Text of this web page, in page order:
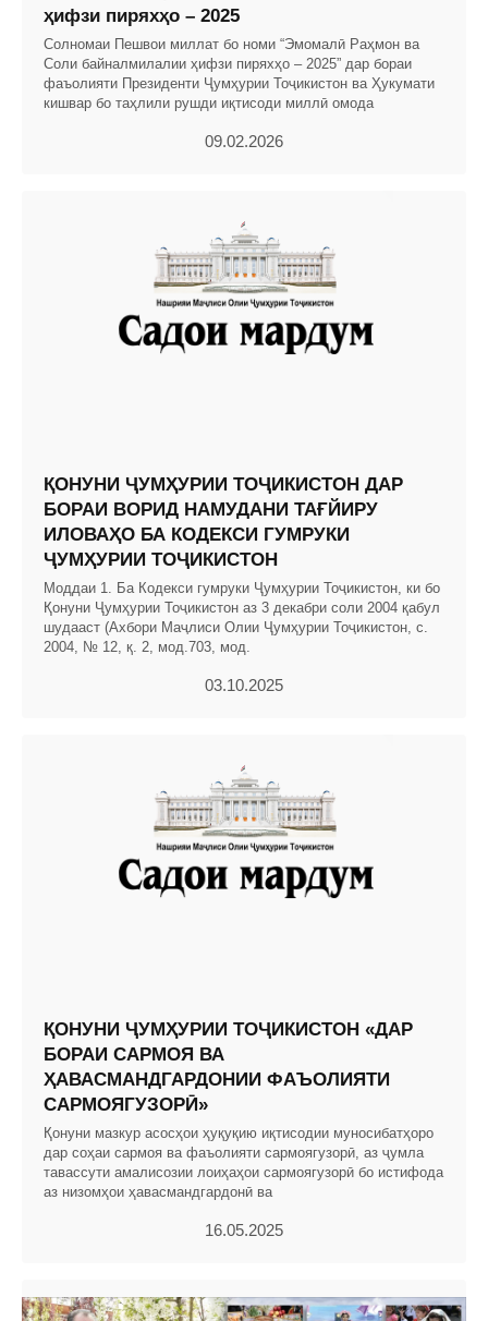
ҳифзи пиряхҳо – 2025
Солномаи Пешвои миллат бо номи “Эмомалӣ Раҳмон ва
Соли байналмилалии ҳифзи пиряхҳо – 2025” дар бораи
фаъолияти Президенти Ҷумҳурии Тоҷикистон ва Ҳукумати
кишвар бо таҳлили рушди иқтисоди миллӣ омода
09.02.2026
ҚОНУНИ ҶУМҲУРИИ ТОҶИКИСТОН ДАР
БОРАИ ВОРИД НАМУДАНИ ТАҒЙИРУ
ИЛОВАҲО БА КОДЕКСИ ГУМРУКИ
ҶУМҲУРИИ ТОҶИКИСТОН
Моддаи 1. Ба Кодекси гумруки Ҷумҳурии Тоҷикистон, ки бо
Қонуни Ҷумҳурии Тоҷикистон аз 3 декабри соли 2004 қабул
шудааст (Ахбори Маҷлиси Олии Ҷумҳурии Тоҷикистон, с.
2004, № 12, қ. 2, мод.703, мод.
03.10.2025
ҚОНУНИ ҶУМҲУРИИ ТОҶИКИСТОН «ДАР
БОРАИ САРМОЯ ВА
ҲАВАСМАНДГАРДОНИИ ФАЪОЛИЯТИ
САРМОЯГУЗОРӢ»
Қонуни мазкур асосҳои ҳуқуқию иқтисодии муносибатҳоро
дар соҳаи сармоя ва фаъолияти сармоягузорӣ, аз ҷумла
тавассути амалисозии лоиҳаҳои сармоягузорӣ бо истифода
аз низомҳои ҳавасмандгардонӣ ва
16.05.2025